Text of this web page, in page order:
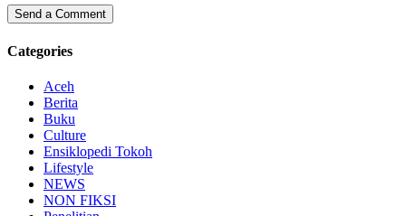
Categories
Aceh
Berita
Buku
Culture
Ensiklopedi Tokoh
Lifestyle
NEWS
NON FIKSI